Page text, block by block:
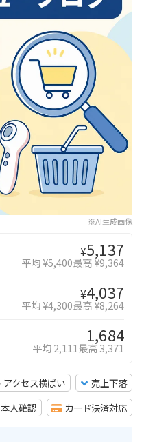
※AI生成画像
¥5,137
平均 ¥5,400最高 ¥9,364
¥4,037
平均 ¥4,300最高 ¥8,264
1,684
平均 2,111最高 3,371
アクセス横ばい
売上下落
本人確認 カード決済対応